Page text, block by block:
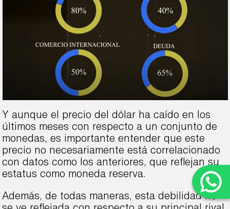
Y aunque el precio del dólar ha caído en los
últimos meses con respecto a un conjunto de
monedas, es importante entender que este
precio no necesariamente está correlacionado
con datos como los anteriores, que reflejan su
estatus como moneda reserva.
Además, de todas maneras, esta debilidad no